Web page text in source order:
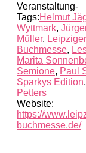
Veranstaltung-
Tags:Helmut
Wyttmark,
Müller, Leipziger
Buchmesse,
Marita
Semione, Paul
Sparkys Edition,
Petters
Website:
https://
buchmesse.de/